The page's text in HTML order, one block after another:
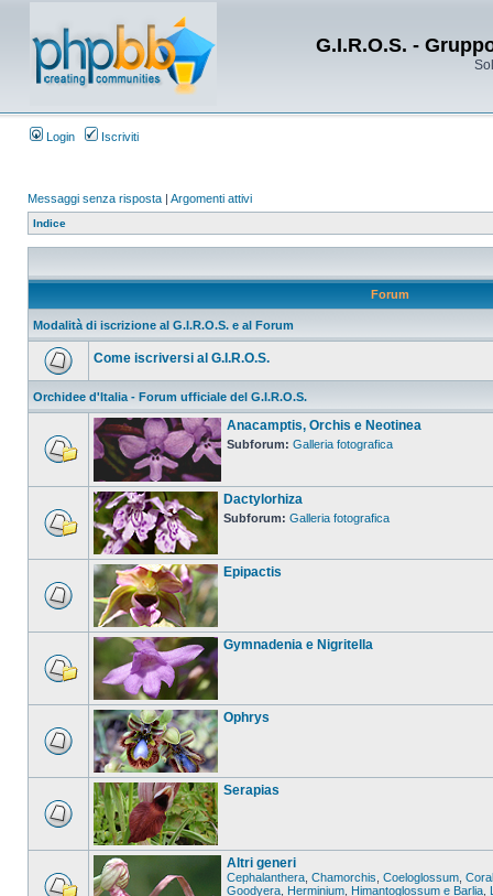
G.I.R.O.S. -
Login Iscriviti
Messaggi senza risposta | Argomenti attivi
Indice
Forum
Modalità di iscrizione al G.I.R.O.S. e al Forum
Come iscriversi al G.I.R.O.S.
Orchidee d'Italia - Forum ufficiale del G.I.R.O.S.
Anacamptis, Orchis e Neotinea
Subforum: Galleria fotografica
Dactylorhiza
Subforum: Galleria fotografica
Epipactis
Gymnadenia e Nigritella
Ophrys
Serapias
Altri generi
Cephalanthera Chamorchis Coeloglossum
Goodyera Herminium Himantoglossum e Barlia